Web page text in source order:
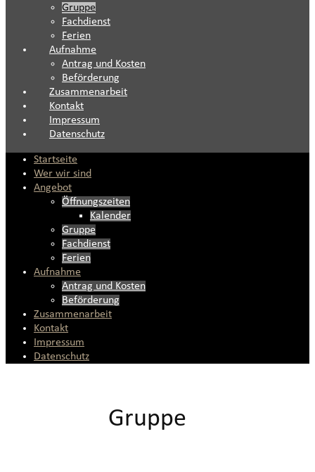
Gruppe
Fachdienst
Ferien
Aufnahme
Antrag und Kosten
Beförderung
Zusammenarbeit
Kontakt
Impressum
Datenschutz
Startseite
Wer wir sind
Angebot
Öffnungszeiten
Kalender
Gruppe
Fachdienst
Ferien
Aufnahme
Antrag und Kosten
Beförderung
Zusammenarbeit
Kontakt
Impressum
Datenschutz
Gruppe